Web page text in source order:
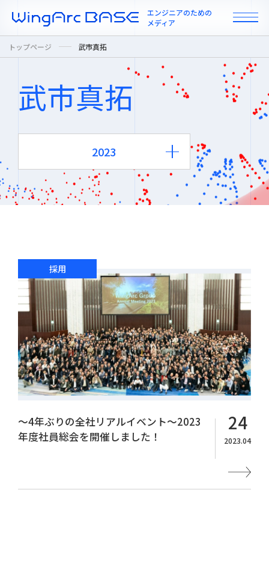
エンジニアのための
メディア
All
インタビュー
カルチャー / 人
採用
WingArc BASEとは
採用情報
情報配信登録
トップページ 武市真拓
武市真拓
2023
Year
採用
～4年ぶりの全社リアルイベント～2023
年度社員総会を開催しました！
24
2023.04